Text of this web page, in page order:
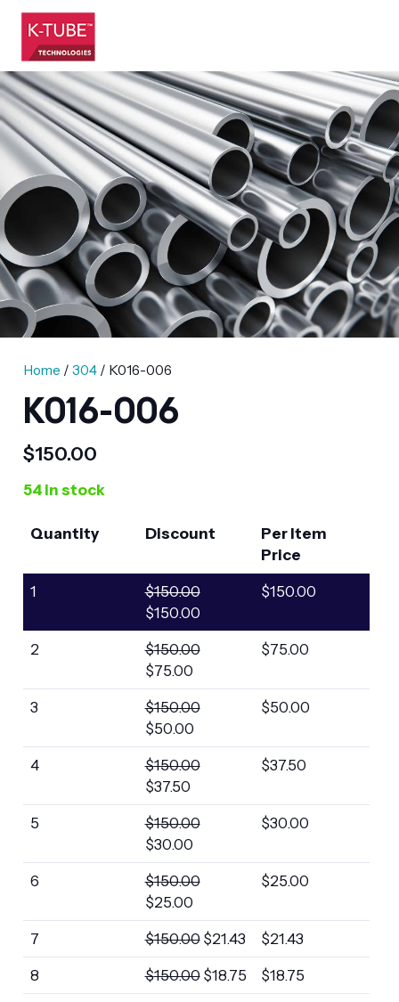
Home / 304/ K016-006
K016-006
$150.00
54 in stock
Quantity Discount
Per Item
Price
1 $150.00
$150.00
$150.00
2 $150.00
$75.00
$75.00
3 $150.00
$50.00
$50.00
4 $150.00
$37.50
$37.50
5 $150.00
$30.00
$30.00
6 $150.00
$25.00
$25.00
7 $150.00 $21.43 $21.43
8 $150.00 $18.75 $18.75